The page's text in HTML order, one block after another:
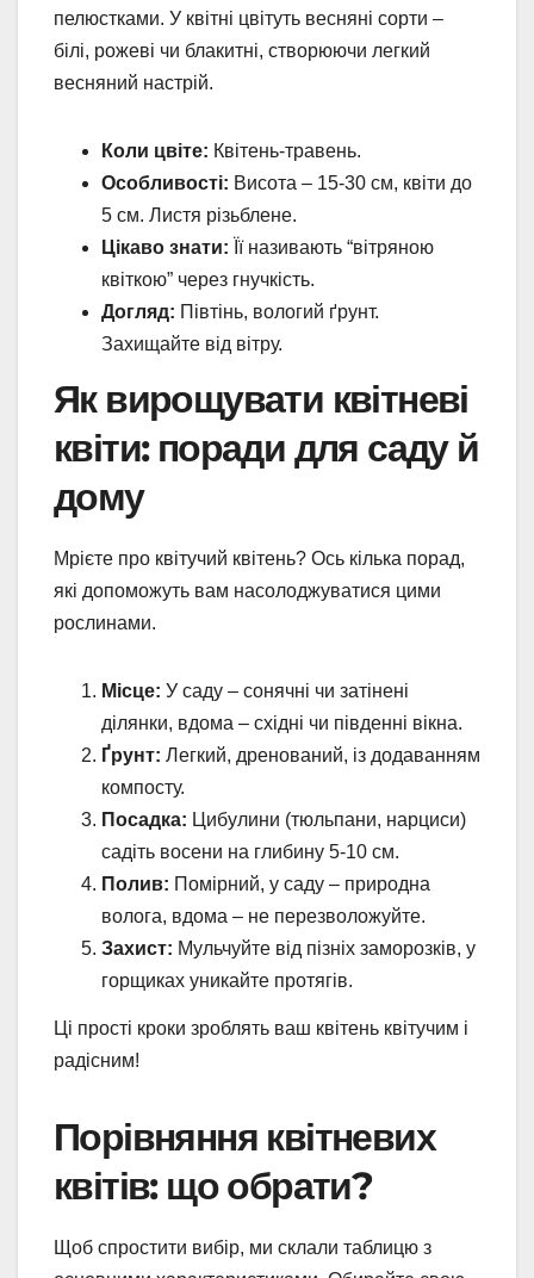
пелюстками. У квітні цвітуть весняні сорти –
білі, рожеві чи блакитні, створюючи легкий
весняний настрій.
Коли цвіте: Квітень-травень.
Особливості: Висота – 15-30 см, квіти до
5 см. Листя різьблене.
Цікаво знати: Її називають “вітряною
квіткою” через гнучкість.
Догляд: Півтінь, вологий ґрунт.
Захищайте від вітру.
Як вирощувати квітневі
квіти: поради для саду й
дому
Мрієте про квітучий квітень? Ось кілька порад,
які допоможуть вам насолоджуватися цими
рослинами.
Місце: У саду – сонячні чи затінені
ділянки, вдома – східні чи південні вікна.
Ґрунт: Легкий, дренований, із додаванням
компосту.
Посадка: Цибулини (тюльпани, нарциси)
садіть восени на глибину 5-10 см.
Полив: Помірний, у саду – природна
волога, вдома – не перезволожуйте.
Захист: Мульчуйте від пізніх заморозків, у
горщиках уникайте протягів.
Ці прості кроки зроблять ваш квітень квітучим і
радісним!
Порівняння квітневих
квітів: що обрати?
Щоб спростити вибір, ми склали таблицю з